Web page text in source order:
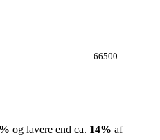
66500
% og lavere end ca. 14% af